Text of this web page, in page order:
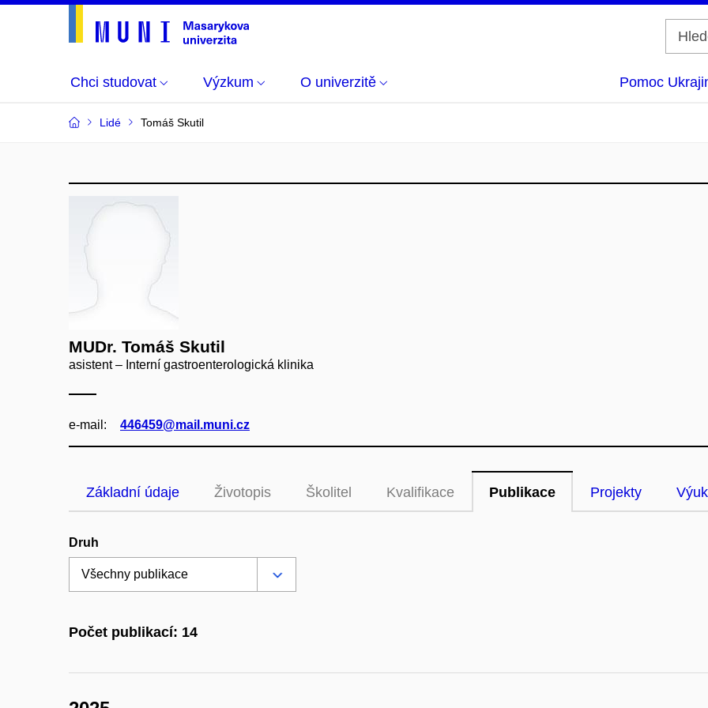
Chci studovat Výzkum O univerzitě Pomoc
Lidé Tomáš Skutil
MUDr. Tomáš Skutil
asistent – Interní gastroenterologická klinika
e‑mail: 446459@mail.muni.cz
Základní údaje Životopis Školitel Kvalifikace Publikace Projekty
Druh
Počet publikací: 14